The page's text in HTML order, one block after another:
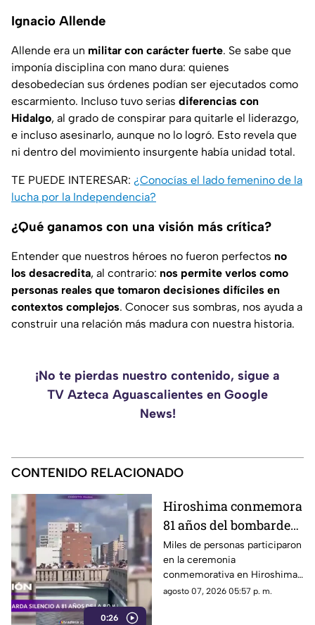
Ignacio Allende
Allende era un militar con carácter fuerte. Se sabe que
imponía disciplina con mano dura: quienes
desobedecían sus órdenes podían ser ejecutados como
escarmiento. Incluso tuvo serias diferencias con
Hidalgo, al grado de conspirar para quitarle el liderazgo,
e incluso asesinarlo, aunque no lo logró. Esto revela que
ni dentro del movimiento insurgente había unidad total.
TE PUEDE INTERESAR: ¿Conocías el lado femenino de la
lucha por la Independencia?
¿Qué ganamos con una visión más crítica?
Entender que nuestros héroes no fueron perfectos no
los desacredita, al contrario: nos permite verlos como
personas reales que tomaron decisiones difíciles en
contextos complejos. Conocer sus sombras, nos ayuda a
construir una relación más madura con nuestra historia.
¡No te pierdas nuestro contenido, sigue a
TV Azteca Aguascalientes en Google
News!
CONTENIDO RELACIONADO
0:26
Hiroshima conmemora
81 años del bombardeo
atómico con un minuto
de silencio
Miles de personas participaron
en la ceremonia
conmemorativa en Hiroshima,
donde se recordó a las
agosto 07, 2026 05:57 p. m.